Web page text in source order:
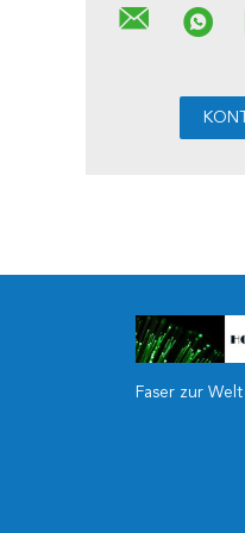
Faser zur Welt